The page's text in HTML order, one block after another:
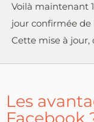
Voilà maintenant
jour confirmée de
Cette mise à
Les